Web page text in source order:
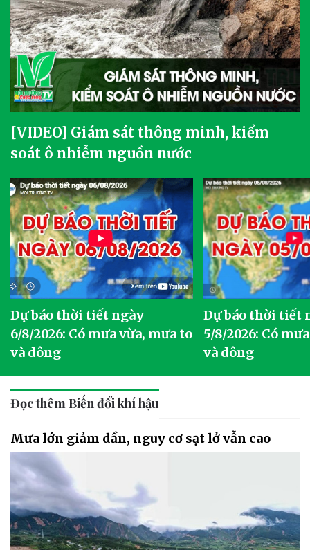
[VIDEO] Giám sát thông minh, kiểm
soát ô nhiễm nguồn nước
Dự báo thời tiết ngày
6/8/2026: Có mưa vừa, mưa to
và dông
Dự báo thời tiết
5/8/2026: Có
và dông
Đọc thêm Biến đổi khí hậu
Mưa lớn giảm dần, nguy cơ sạt lở vẫn cao